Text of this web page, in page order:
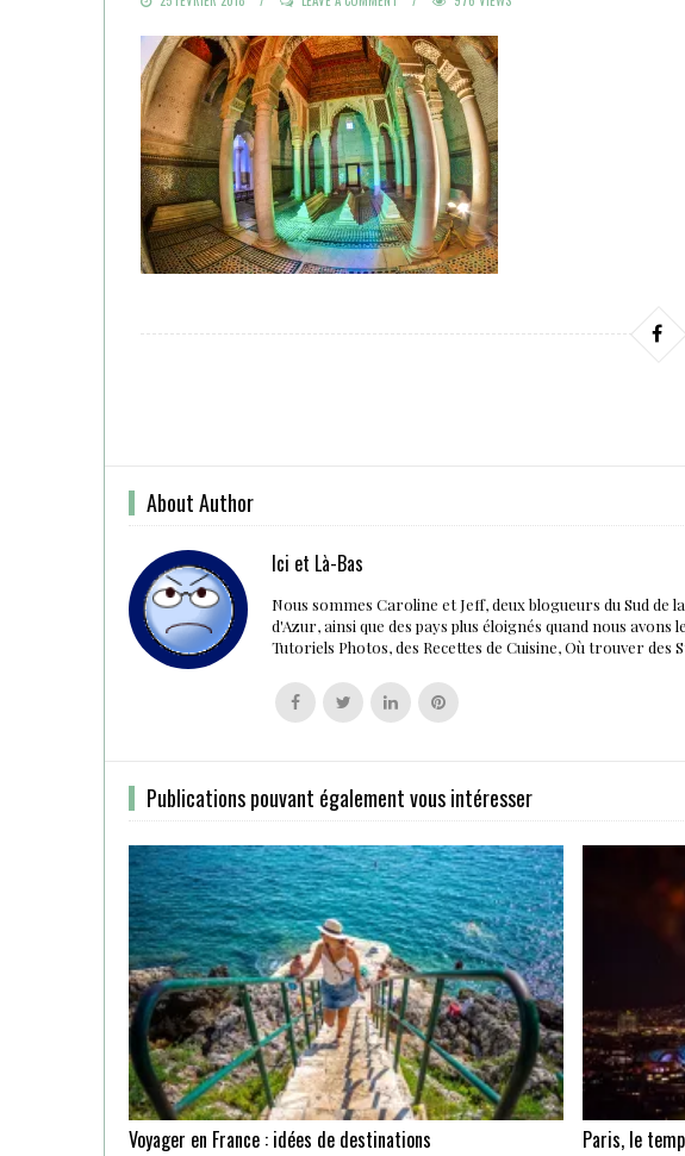
About Author
Ici et Là-Bas
Nous sommes Caroline et Jeff, deux blogueurs du Sud
d'Azur, ainsi que des pays plus éloignés quand nous
Tutoriels Photos, des Recettes de Cuisine, Où trouver
Follow
us
Follow
us
Follow
us
Follow
us
Publications pouvant également vous intéresser
Voyager en France : idées de destinations Paris, le